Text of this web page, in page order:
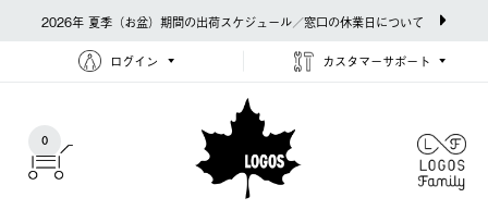
2026年 夏季（お盆）期間の出荷スケジュール／窓口の休業日について
ログイン カスタマーサポート
0